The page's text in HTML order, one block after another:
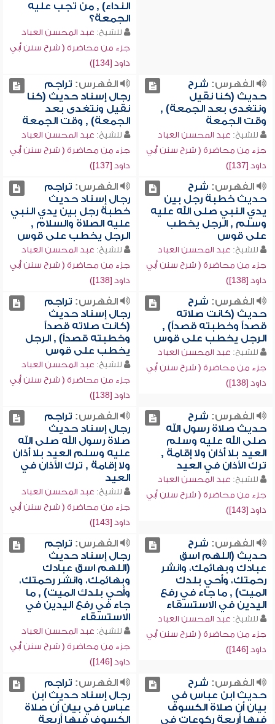
النداء) , من تجب عليه
الجمعة؟
للشيخ: عبد المحسن العباد
جزء من محاضرة ( شرح سنن أبي
داود [134])
الفهرس: شرح
حديث (كنا نقيل
ونتغدى بعد الجمعة) ,
وقت الجمعة
للشيخ: عبد المحسن العباد
جزء من محاضرة ( شرح سنن أبي
داود [137])
الفهرس: تراجم
رجال إسناد حديث (كنا
نقيل ونتغدى بعد
الجمعة) , وقت الجمعة
للشيخ: عبد المحسن العباد
جزء من محاضرة ( شرح سنن أبي
داود [137])
الفهرس: شرح
حديث خطبة رجل بين
يدي النبي صلى الله عليه
وسلم , الرجل يخطب
على قوس
للشيخ: عبد المحسن العباد
جزء من محاضرة ( شرح سنن أبي
داود [138])
الفهرس: تراجم
رجال إسناد حديث
خطبة رجل بين يدي النبي
عليه الصلاة والسلام ,
الرجل يخطب على قوس
للشيخ: عبد المحسن العباد
جزء من محاضرة ( شرح سنن أبي
داود [138])
الفهرس: شرح
حديث (كانت صلاته
قصداً وخطبته قصداً) ,
الرجل يخطب على قوس
للشيخ: عبد المحسن العباد
جزء من محاضرة ( شرح سنن أبي
داود [138])
الفهرس: تراجم
رجال إسناد حديث
(كانت صلاته قصداً
وخطبته قصداً) , الرجل
يخطب على قوس
للشيخ: عبد المحسن العباد
جزء من محاضرة ( شرح سنن أبي
داود [138])
الفهرس: شرح
حديث صلاة رسول الله
صلى الله عليه وسلم
العيد بلا أذان ولا إقامة ,
ترك الأذان في العيد
للشيخ: عبد المحسن العباد
جزء من محاضرة ( شرح سنن أبي
داود [143])
الفهرس: تراجم
رجال إسناد حديث
صلاة رسول الله صلى الله
عليه وسلم العيد بلا أذان
ولا إقامة , ترك الأذان في
العيد
للشيخ: عبد المحسن العباد
جزء من محاضرة ( شرح سنن أبي
داود [143])
الفهرس: شرح
حديث (اللهم اسق
عبادك وبهائمك، وانشر
رحمتك، وأحي بلدك
الميت) , ما جاء في رفع
اليدين في الاستسقاء
للشيخ: عبد المحسن العباد
جزء من محاضرة ( شرح سنن أبي
داود [146])
الفهرس: تراجم
رجال إسناد حديث
(اللهم اسق عبادك
وبهائمك، وانشر رحمتك،
وأحي بلدك الميت) , ما
جاء في رفع اليدين في
الاستسقاء
للشيخ: عبد المحسن العباد
جزء من محاضرة ( شرح سنن أبي
داود [146])
الفهرس: شرح
حديث ابن عباس في
بيان أن صلاة الكسوف
فيها أربعة ركوعات في
الفهرس: تراجم
رجال إسناد حديث ابن
عباس في بيان أن صلاة
الكسوف فيها أربعة